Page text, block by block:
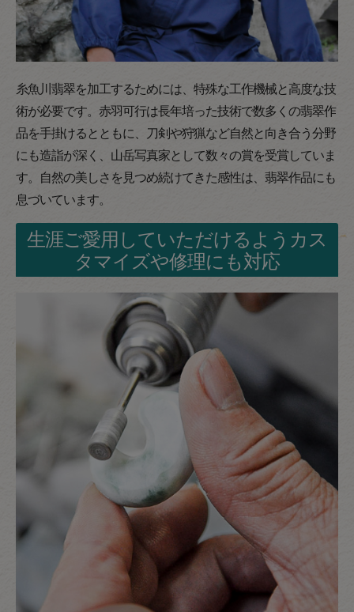
糸魚川翡翠を加工するためには、特殊な工作機械と高度な技
術が必要です。赤羽可行は長年培った技術で数多くの翡翠作
品を手掛けるとともに、刀剣や狩猟など自然と向き合う分野
にも造詣が深く、山岳写真家として数々の賞を受賞していま
す。自然の美しさを見つめ続けてきた感性は、翡翠作品にも
息づいています。
生涯ご愛用していただけるようカス
タマイズや修理にも対応